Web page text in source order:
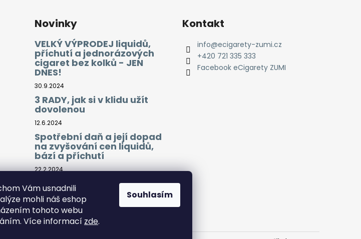
Vám usnadnili
mohli náš eshop
tohoto webu
Více informací zde.
Souhlasím
Novinky
VELKÝ VÝPRODEJ liquidů,
příchutí a jednorázových
cigaret bez kolků - JEN
DNES!
30.9.2024
3 RADY, jak si v klidu užít
dovolenou
12.6.2024
Spotřební daň a její dopad
na zvyšování cen liquidů,
bází a příchutí
22.2.2024
Kontakt
info@ecigarety-zumi.cz
+420 721 335 333
Facebook eCigarety ZUMI